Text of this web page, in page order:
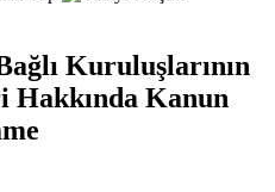
Kuruluşlarının
Hakkında Kanun